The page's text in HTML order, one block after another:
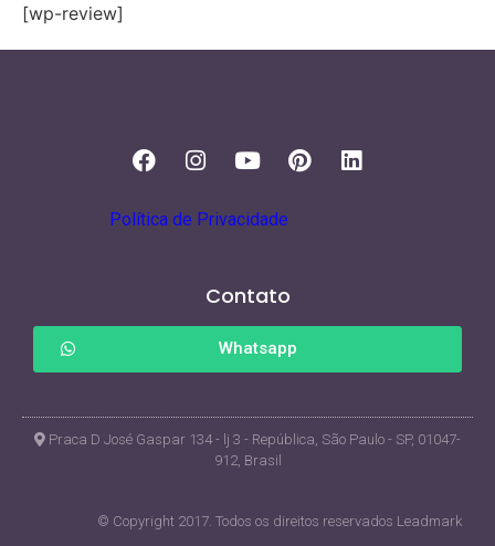
[wp-review]
Política de Privacidade
Contato
Whatsapp
Praca D José Gaspar 134 - lj 3 - República, São Paulo - SP, 01047-
912, Brasil
© Copyright 2017. Todos os direitos reservados Leadmark